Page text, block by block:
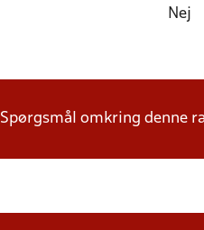
Nej
Spørgsmål omkring denne